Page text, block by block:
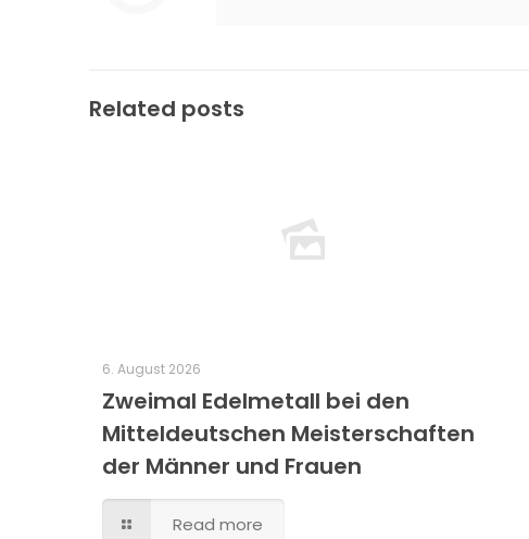
Related posts
6. August 2026
Zweimal Edelmetall bei den
Mitteldeutschen Meisterschaften
der Männer und Frauen
Read more